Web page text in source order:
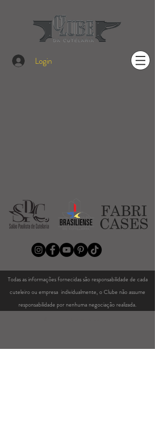
Login
Todas as informações fornecidas são responsabilidade de cada
cuteleiro ou empresa individualmente, o Clube não assume
responsabilidade por nenhuma negociação realizada.